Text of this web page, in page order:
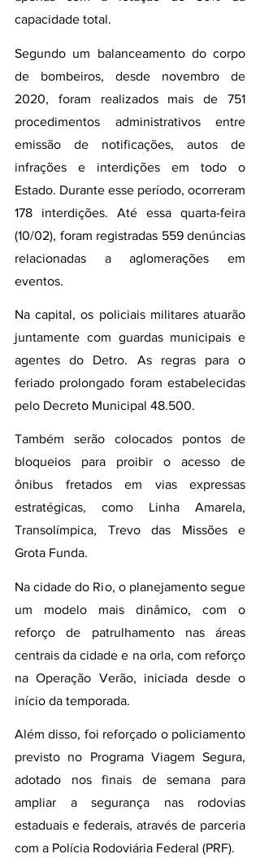
capacidade total.
Segundo um balanceamento do corpo
de bombeiros, desde novembro de
2020, foram realizados mais de 751
procedimentos administrativos entre
emissão de notificações, autos de
infrações e interdições em todo o
Estado. Durante esse período, ocorreram
178 interdições. Até essa quarta-feira
(10/02), foram registradas 559 denúncias
relacionadas a aglomerações em
eventos.
Na capital, os policiais militares atuarão
juntamente com guardas municipais e
agentes do Detro. As regras para o
feriado prolongado foram estabelecidas
pelo Decreto Municipal 48.500.
Também serão colocados pontos de
bloqueios para proibir o acesso de
ônibus fretados em vias expressas
estratégicas, como Linha Amarela,
Transolímpica, Trevo das Missões e
Grota Funda.
Na cidade do Rio, o planejamento segue
um modelo mais dinâmico, com o
reforço de patrulhamento nas áreas
centrais da cidade e na orla, com reforço
na Operação Verão, iniciada desde o
início da temporada.
Além disso, foi reforçado o policiamento
previsto no Programa Viagem Segura,
adotado nos finais de semana para
ampliar a segurança nas rodovias
estaduais e federais, através de parceria
com a Polícia Rodoviária Federal (PRF).